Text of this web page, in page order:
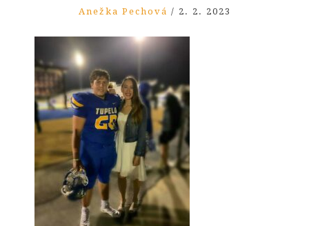
Anežka Pechová / 2. 2. 2023